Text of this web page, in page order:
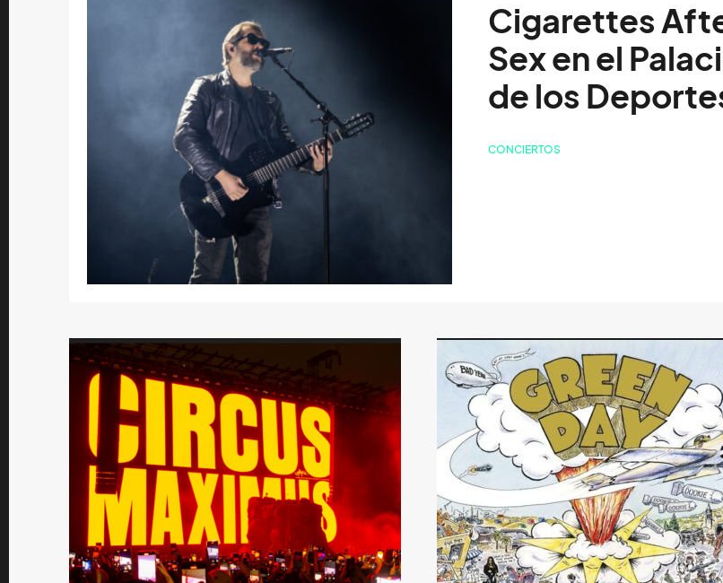
Cigarettes
Sex en el
de los
CONCIERTOS